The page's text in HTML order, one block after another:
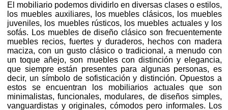
El mobiliario podemos dividirlo en diversas clases o estilos,
los muebles auxiliares, los muebles clásicos, los muebles
juveniles, los muebles rústicos, los muebles actuales y los
sofás. Los muebles de diseño clásico son frecuentemente
muebles recios, fuertes y duraderos, hechos con madera
maciza, con un gusto clásico o tradicional, a menudo con
un toque añejo, son muebles con distinción y elegancia,
que siempre están presentes para algunas personas, es
decir, un símbolo de sofisticación y distinción. Opuestos a
estos se encuentran los mobiliarios actuales que son
minimalistas, funcionales, modulares, de diseños simples,
vanguardistas y originales, cómodos pero informales. Los